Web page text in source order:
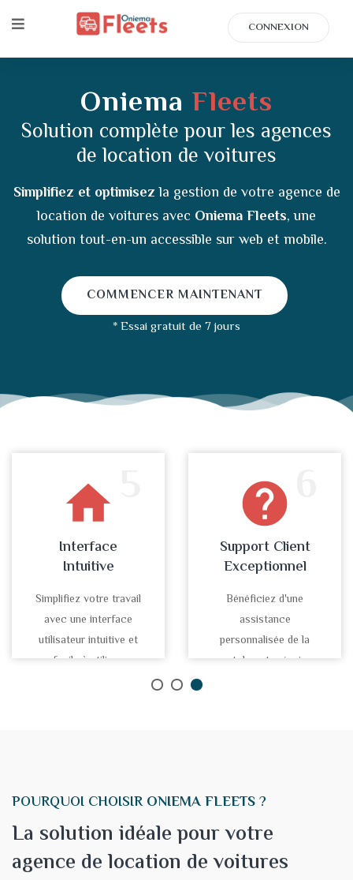
CONNEXION
Oniema Fleets
Solution complète pour les agences
de location de voitures
Simplifiez et optimisezla gestion de votre agence de
location de voitures avec Oniema Fleets, une
solution tout-en-un accessible sur web et mobile.
COMMENCER MAINTENANT
* Essai gratuit de 7 jours
home
Interface
Intuitive
Simplifiez votre travail
avec une interface
utilisateur intuitive et
facile à utiliser.
help
Support Client
Exceptionnel
Bénéficiez d'une
assistance
personnalisée de la
part de notre équipe
POURQUOI CHOISIRONIEMA FLEETS?
La solution idéale pour votre
agence de location de voitures